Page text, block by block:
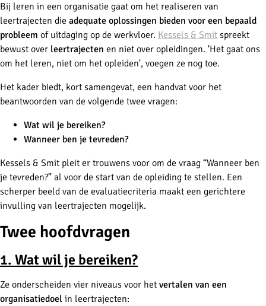
Bij leren in een organisatie gaat om het realiseren van
leertrajecten die adequate oplossingen bieden voor een bepaald
probleem of uitdaging op de werkvloer. Kessels & Smit spreekt
bewust over leertrajecten en niet over opleidingen. 'Het gaat ons
om het leren, niet om het opleiden', voegen ze nog toe.
Het kader biedt, kort samengevat, een handvat voor het
beantwoorden van de volgende twee vragen:
Wat wil je bereiken?
Wanneer ben je tevreden?
Kessels & Smit pleit er trouwens voor om de vraag “Wanneer ben
je tevreden?” al voor de start van de opleiding te stellen. Een
scherper beeld van de evaluatiecriteria maakt een gerichtere
invulling van leertrajecten mogelijk.
Twee hoofdvragen
1. Wat wil je bereiken?
Ze onderscheiden vier niveaus voor het vertalen van een
organisatiedoel in leertrajecten: